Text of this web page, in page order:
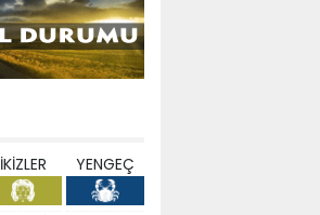
İKİZLER YENGEÇ